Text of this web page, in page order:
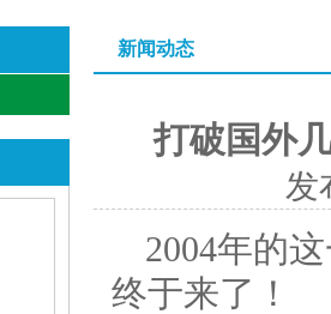
新闻动态
打破国外
发
2004年的
终于来了！